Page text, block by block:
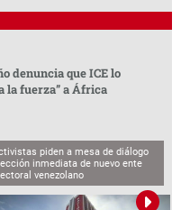
denuncia que ICE lo
la fuerza” a África
piden a mesa de diálogo
inmediata de nuevo ente
venezolano